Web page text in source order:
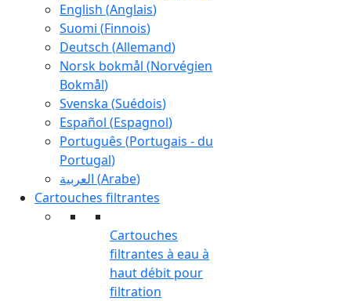
English (Anglais)
Suomi (Finnois)
Deutsch (Allemand)
Norsk bokmål (Norvégien
Bokmål)
Svenska (Suédois)
Español (Espagnol)
Português (Portugais - du
Portugal)
العربية (Arabe)
Cartouches filtrantes
Cartouches
filtrantes à eau à
haut débit pour
filtration